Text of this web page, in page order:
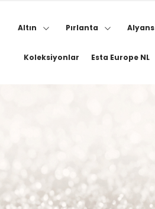
Altın Pırlanta Alyans
Koleksiyonlar Esta Europe NL